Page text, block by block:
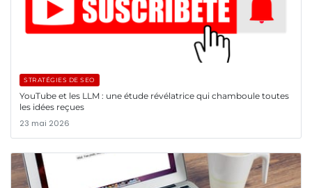
STRATÉGIES DE SEO
YouTube et les LLM : une étude révélatrice qui chamboule toutes
les idées reçues
23 mai 2026